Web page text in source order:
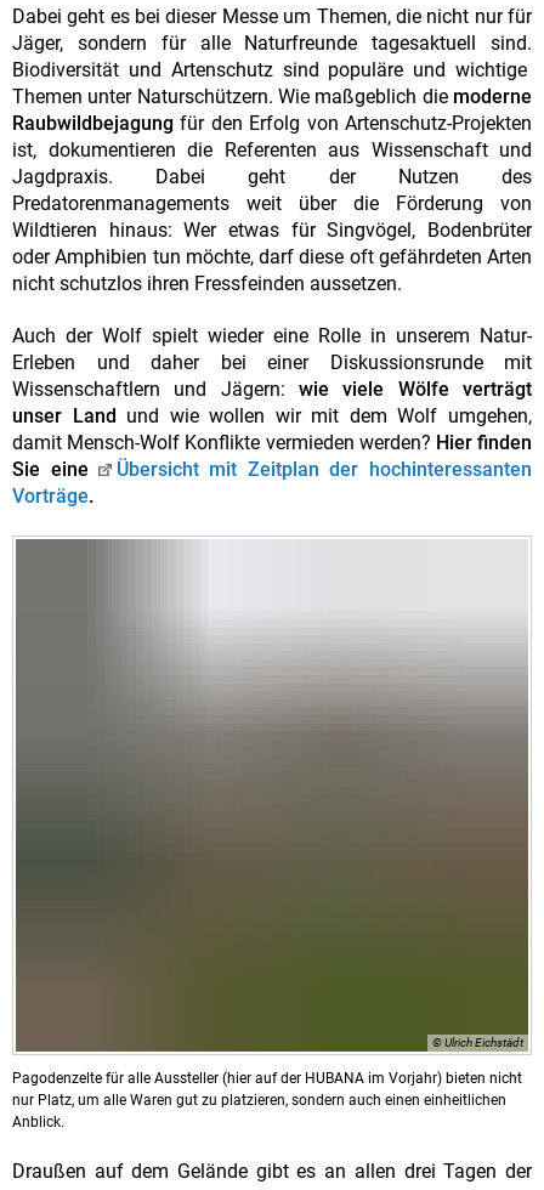
Dabei geht es bei dieser Messe um Themen, die nicht nur für
Jäger, sondern für alle Naturfreunde tagesaktuell sind.
Biodiversität und Artenschutz sind populäre und wichtige
Themen unter Naturschützern. Wie maßgeblich die moderne
Raubwildbejagung für den Erfolg von Artenschutz-Projekten
ist, dokumentieren die Referenten aus Wissenschaft und
Jagdpraxis. Dabei geht der Nutzen des
Predatorenmanagements weit über die Förderung von
Wildtieren hinaus: Wer etwas für Singvögel, Bodenbrüter
oder Amphibien tun möchte, darf diese oft gefährdeten Arten
nicht schutzlos ihren Fressfeinden aussetzen.
Auch der Wolf spielt wieder eine Rolle in unserem Natur-
Erleben und daher bei einer Diskussionsrunde mit
Wissenschaftlern und Jägern: wie viele Wölfe verträgt
unser Land und wie wollen wir mit dem Wolf umgehen,
damit Mensch-Wolf Konflikte vermieden werden? Hier finden
Sie eine
Übersicht mit Zeitplan der hochinteressanten
Vorträge.
© Ulrich Eichstädt
Pagodenzelte für alle Aussteller (hier auf der HUBANA im Vorjahr) bieten nicht
nur Platz, um alle Waren gut zu platzieren, sondern auch einen einheitlichen
Anblick.
Draußen auf dem Gelände gibt es an allen drei Tagen der